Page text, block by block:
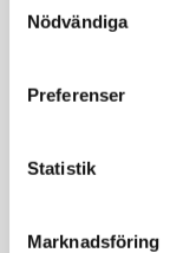
Selection
Nödvändiga
Preferenser
Statistik
Marknadsföring
Relaterade